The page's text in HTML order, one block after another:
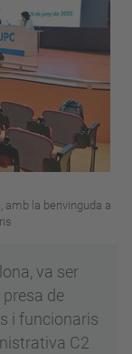
amb la benvinguda a
va ser
presa de
i funcionaris
C2